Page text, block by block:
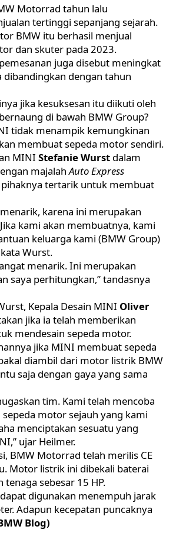
Motorrad tahun lalu
tertinggi sepanjang sejarah.
BMW itu berhasil menjual
dan skuter pada 2023.
juga disebut meningkat
dibandingkan dengan tahun
jika kesuksesan itu diikuti oleh
di bawah BMW Group?
tidak menampik kemungkinan
membuat sepeda motor sendiri.
MINI Stefanie Wurst dalam
majalahAuto Express
tertarik untuk membuat
karena ini merupakan
kami akan membuatnya, kami
keluarga kami (BMW Group)
Wurst.
menarik. Ini merupakan
saya perhitungkan,” tandasnya
Kepala Desain MINI Oliver
jika ia telah memberikan
mendesain sepeda motor.
jika MINI membuat sepeda
diambil dari motor listrik BMW
saja dengan gaya yang sama
tim. Kami telah mencoba
motor sejauh yang kami
menciptakan sesuatu yang
ujar Heilmer.
BMW Motorrad telah merilis CE
Motor listrik ini dibekali baterai
tenaga sebesar 15 HP.
digunakan menempuh jarak
Adapun kecepatan puncaknya
Blog)